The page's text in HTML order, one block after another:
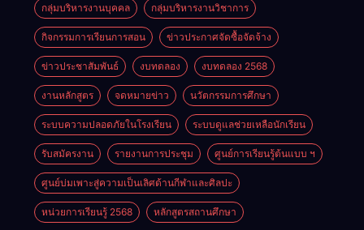
กลุ่มบริหารงานบุคคล กลุ่มบริหารงานวิชาการ
กิจกรรมการเรียนการสอน ข่าวประกาศจัดซื้อจัดจ้าง
ข่าวประชาสัมพันธ์ งบทดลอง งบทดลอง 2568
งานหลักสูตร จดหมายข่าว นวัตกรรมการศึกษา
ระบบความปลอดภัยในโรงเรียน ระบบดูแลช่วยเหลือนักเรียน
รับสมัครงาน รายงานการประชุม ศูนย์การเรียนรู้ต้นแบบ ฯ
ศูนย์บ่มเพาะสู่ความเป็นเลิศด้านกีฬาและศิลปะ
หน่วยการเรียนรู้ 2568 หลักสูตรสถานศึกษา